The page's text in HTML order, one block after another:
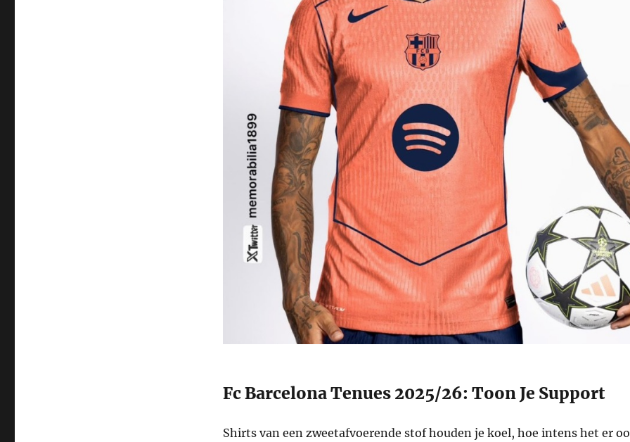
Fc Barcelona Tenues 2025/26: Toon Je Support
Shirts van een zweetafvoerende stof houden je koel, hoe intens het er